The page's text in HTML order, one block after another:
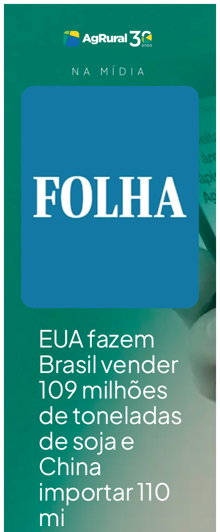
NA MÍDIA
EUA fazem
Brasil vender
109 milhões
de toneladas
de soja e
China
importar 110
mi